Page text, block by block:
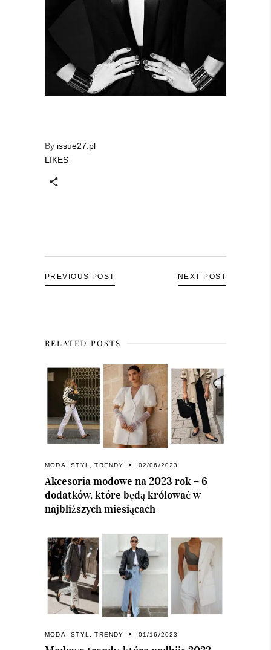
By issue27.pl
LIKES
PREVIOUS POST NEXT POST
RELATED POSTS
MODA ,STYL ,TRENDY 02/06/2023
Akcesoria modowe na 2023 rok – 6
dodatków, które będą królować w
najbliższych miesiącach
MODA ,STYL ,TRENDY 01/16/2023